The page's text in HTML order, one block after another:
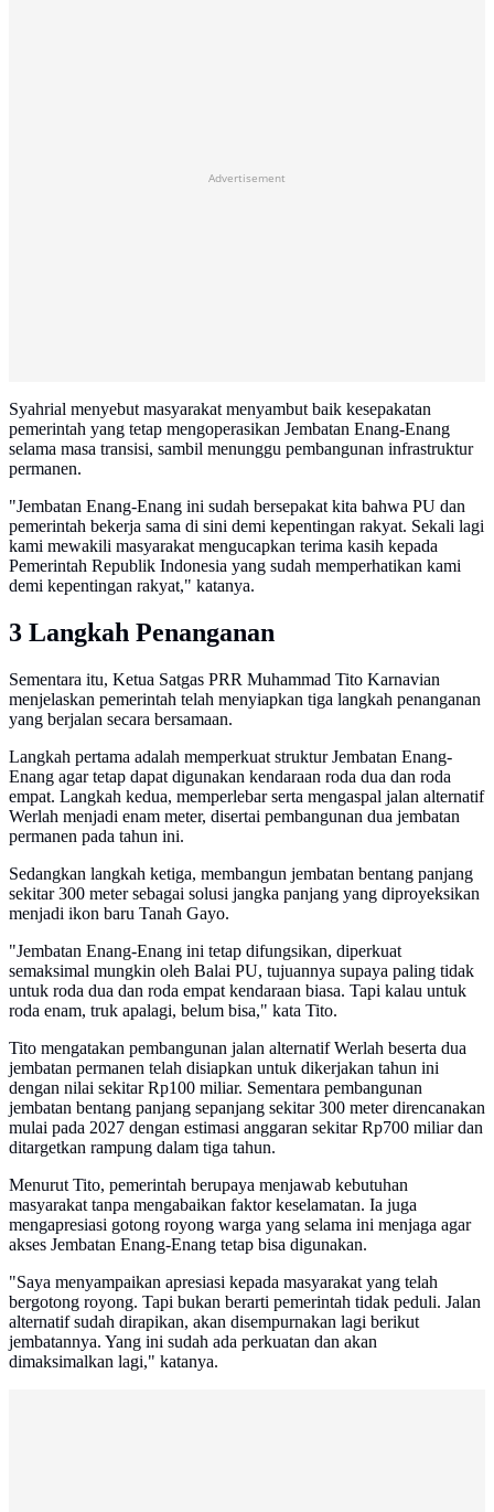
Advertisement
Syahrial menyebut masyarakat menyambut baik kesepakatan
pemerintah yang tetap mengoperasikan Jembatan Enang-Enang
selama masa transisi, sambil menunggu pembangunan infrastruktur
permanen.
"Jembatan Enang-Enang ini sudah bersepakat kita bahwa PU dan
pemerintah bekerja sama di sini demi kepentingan rakyat. Sekali lagi
kami mewakili masyarakat mengucapkan terima kasih kepada
Pemerintah Republik Indonesia yang sudah memperhatikan kami
demi kepentingan rakyat," katanya.
3 Langkah Penanganan
Sementara itu, Ketua Satgas PRR Muhammad Tito Karnavian
menjelaskan pemerintah telah menyiapkan tiga langkah penanganan
yang berjalan secara bersamaan.
Langkah pertama adalah memperkuat struktur Jembatan Enang-
Enang agar tetap dapat digunakan kendaraan roda dua dan roda
empat. Langkah kedua, memperlebar serta mengaspal jalan alternatif
Werlah menjadi enam meter, disertai pembangunan dua jembatan
permanen pada tahun ini.
Sedangkan langkah ketiga, membangun jembatan bentang panjang
sekitar 300 meter sebagai solusi jangka panjang yang diproyeksikan
menjadi ikon baru Tanah Gayo.
"Jembatan Enang-Enang ini tetap difungsikan, diperkuat
semaksimal mungkin oleh Balai PU, tujuannya supaya paling tidak
untuk roda dua dan roda empat kendaraan biasa. Tapi kalau untuk
roda enam, truk apalagi, belum bisa," kata Tito.
Tito mengatakan pembangunan jalan alternatif Werlah beserta dua
jembatan permanen telah disiapkan untuk dikerjakan tahun ini
dengan nilai sekitar Rp100 miliar. Sementara pembangunan
jembatan bentang panjang sepanjang sekitar 300 meter direncanakan
mulai pada 2027 dengan estimasi anggaran sekitar Rp700 miliar dan
ditargetkan rampung dalam tiga tahun.
Menurut Tito, pemerintah berupaya menjawab kebutuhan
masyarakat tanpa mengabaikan faktor keselamatan. Ia juga
mengapresiasi gotong royong warga yang selama ini menjaga agar
akses Jembatan Enang-Enang tetap bisa digunakan.
"Saya menyampaikan apresiasi kepada masyarakat yang telah
bergotong royong. Tapi bukan berarti pemerintah tidak peduli. Jalan
alternatif sudah dirapikan, akan disempurnakan lagi berikut
jembatannya. Yang ini sudah ada perkuatan dan akan
dimaksimalkan lagi," katanya.